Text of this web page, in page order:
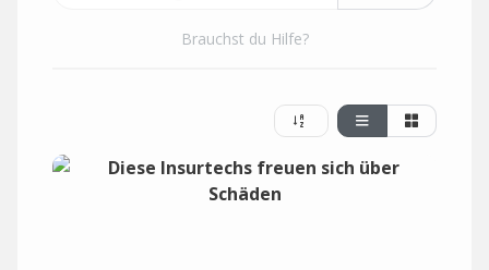
Brauchst du Hilfe?